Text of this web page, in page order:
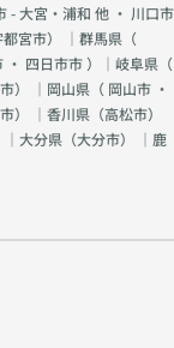
- 大宮・浦和 他 ・ 川口市
都宮市） ｜群馬県（
・ 四日市市）｜岐阜県（
） ｜岡山県（ 岡山市 ・
） ｜香川県（高松市）
｜大分県（大分市） ｜鹿